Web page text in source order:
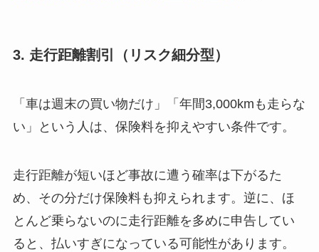
3. 走行距離割引（リスク細分型）
「車は週末の買い物だけ」「年間3,000kmも走らな
い」という人は、保険料を抑えやすい条件です。
走行距離が短いほど事故に遭う確率は下がるた
め、その分だけ保険料も抑えられます。逆に、ほ
とんど乗らないのに走行距離を多めに申告してい
ると、払いすぎになっている可能性があります。